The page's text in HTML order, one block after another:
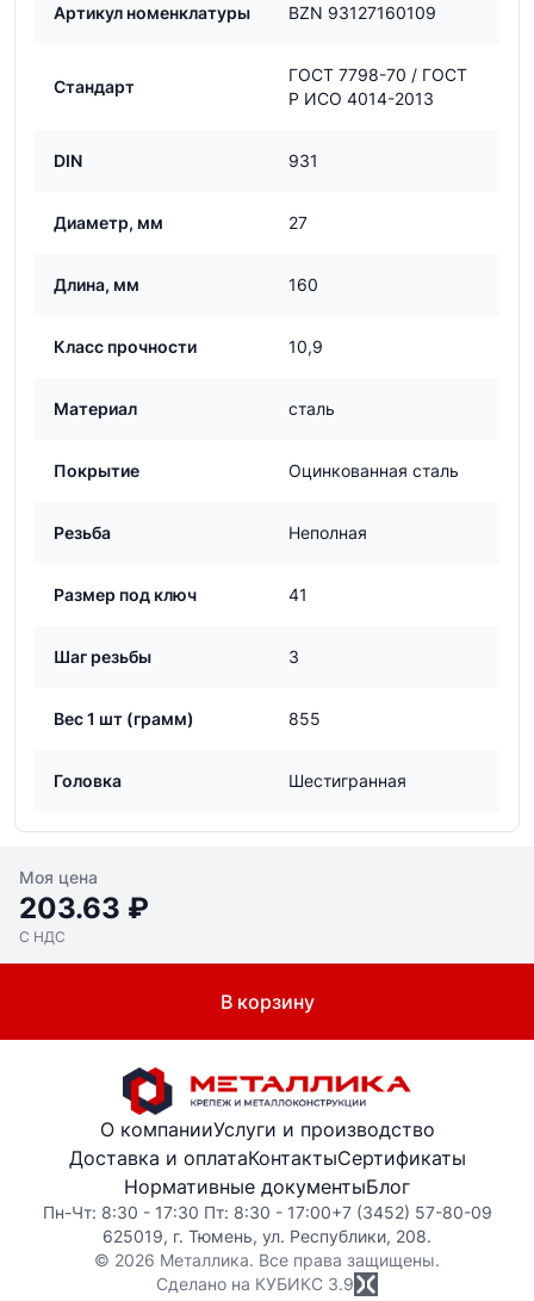
Артикул номенклатуры BZN 93127160109
Стандарт
ГОСТ 7798-70 / ГОСТ
Р ИСО 4014-2013
DIN 931
Диаметр, мм 27
Длина, мм 160
Класс прочности 10,9
Материал сталь
Покрытие Оцинкованная сталь
Резьба Неполная
Размер под ключ 41
Шаг резьбы 3
Вес 1 шт (грамм) 855
Головка Шестигранная
Моя цена
203.63 ₽
С НДС
В корзину
О компанииУслуги и производство
Доставка и оплатаКонтактыСертификаты
Нормативные документыБлог
Пн-Чт: 8:30 - 17:30 Пт: 8:30 - 17:00+7 (3452) 57-80-09
625019, г. Тюмень, ул. Республики, 208.
© 2026 Металлика. Все права защищены.
Сделано на КУБИКС 3.9